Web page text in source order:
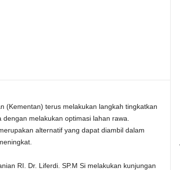
(Kementan) terus melakukan langkah tingkatkan
melakukan optimasi lahan rawa.
alternatif yang dapat diambil dalam
RI. Dr. Liferdi. SP.M Si melakukan kunjungan